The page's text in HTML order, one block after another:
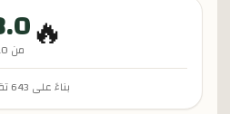
🔥
من 10
بناءً على 643